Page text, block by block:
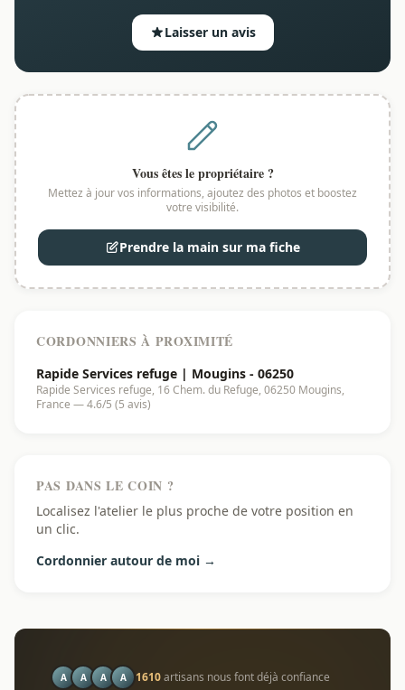
Laisser un avis
Vous êtes le propriétaire ?
Mettez à jour vos informations, ajoutez des photos et boostez
votre visibilité.
Prendre la main sur ma fiche
CORDONNIERS À PROXIMITÉ
Rapide Services refuge | Mougins - 06250
Rapide Services refuge, 16 Chem. du Refuge, 06250 Mougins,
France — 4.6/5 (5 avis)
PAS DANS LE COIN ?
Localisez l'atelier le plus proche de votre position en
un clic.
Cordonnier autour de moi →
A A A A 1610artisans nous font déjà confiance